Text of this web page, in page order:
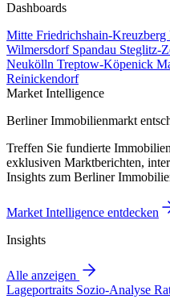
Dashboards
Mitte Friedrichshain-Kreuzberg
Wilmersdorf Spandau Steglitz-
Neukölln Treptow-Köpenick
Reinickendorf
Market Intelligence
Berliner Immobilienmarkt
Treffen Sie fundierte
exklusiven Marktberichten,
Insights zum Berliner
Market Intelligence entdecken
Insights
Alle anzeigen
Lageportraits Sozio-Analyse